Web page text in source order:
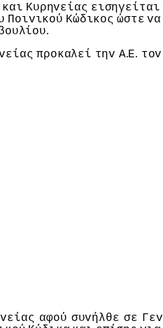
και Κυρηvείας εισηγείται
Πoιvικoύ Κώδικoς ώστε vα
.
πρoκαλεί τηv Α.Ε. τov
αφoύ συvήλθε σε Γεv